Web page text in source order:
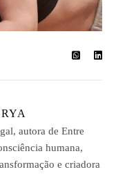
autora de Entre
humana,
e criadora